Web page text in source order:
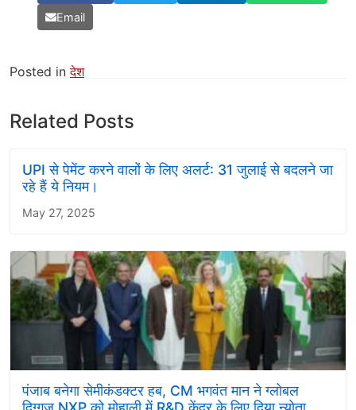
Email
Posted inदेश
Related Posts
UPI से पेमेंट करने वालों के लिए अलर्ट: 31 जुलाई से बदलने जा
रहे हैं ये नियम।
May 27, 2025
पंजाब बनेगा सेमीकंडक्टर हब, CM भगवंत मान ने ग्लोबल